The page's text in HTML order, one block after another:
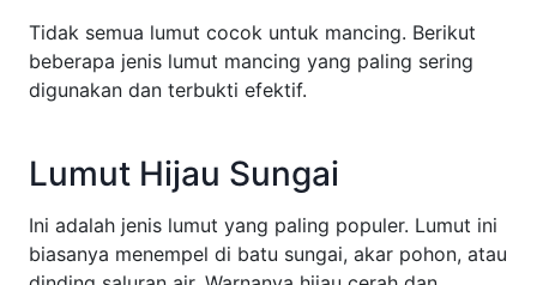
Tidak semua lumut cocok untuk mancing. Berikut
beberapa jenis lumut mancing yang paling sering
digunakan dan terbukti efektif.
Lumut Hijau Sungai
Ini adalah jenis lumut yang paling populer. Lumut ini
biasanya menempel di batu sungai, akar pohon, atau